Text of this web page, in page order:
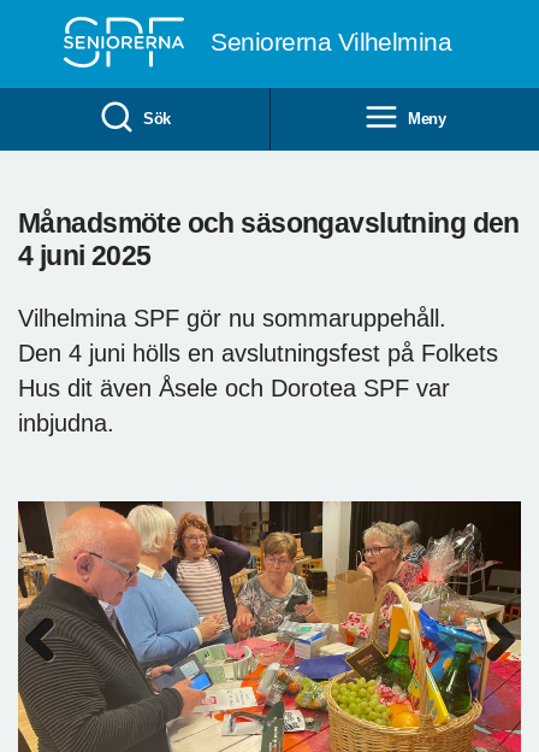
Seniorerna Vilhelmina
Sök Meny
Månadsmöte och säsongavslutning den
4 juni 2025
Vilhelmina SPF gör nu sommaruppehåll.
Den 4 juni hölls en avslutningsfest på Folkets
Hus dit även Åsele och Dorotea SPF var
inbjudna.
Previous Next